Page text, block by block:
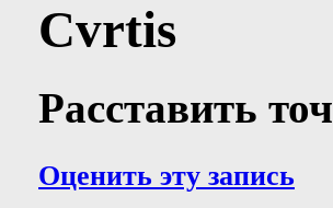
Cvrtis
Расставить
Оценить эту запись